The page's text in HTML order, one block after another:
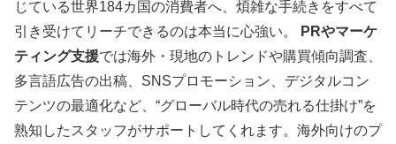
じている世界184カ国の消費者へ、煩雑な手続きをすべて
引き受けてリーチできるのは本当に心強い。
PRやマーケ
ティング支援では海外・現地のトレンドや購買傾向調査、
多言語広告の出稿、SNSプロモーション、デジタルコン
テンツの最適化など、“グローバル時代の売れる仕掛け”を
熟知したスタッフがサポートしてくれます。海外向けのプ